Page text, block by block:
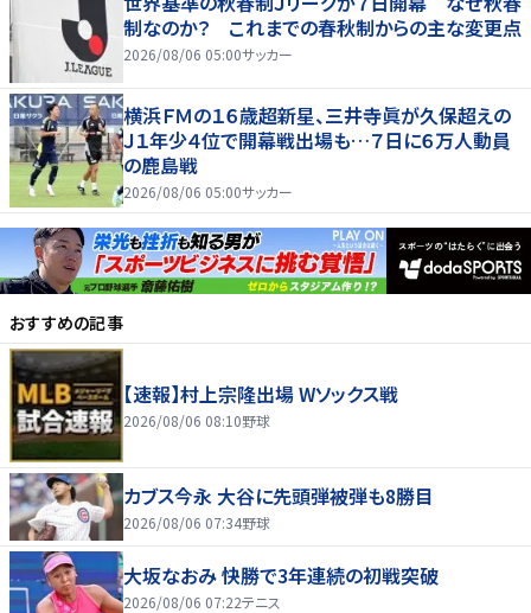
制なのか？ これまでの春秋制からの主な変更点
2026/08/06 05:00サッカー
横浜ＦＭの１６歳超新星、三井寺眞が久保超えの
Ｊ１年少４位で開幕戦出場も…７日に６万人動員
の鹿島戦
2026/08/06 05:00サッカー
おすすめの記事
【速報】村上宗隆出場 Wソックス戦
2026/08/06 08:10野球
カブス今永 大谷に先頭弾被弾も8勝目
2026/08/06 07:34野球
大坂なおみ 快勝で3年連続の初戦突破
2026/08/06 07:22テニス